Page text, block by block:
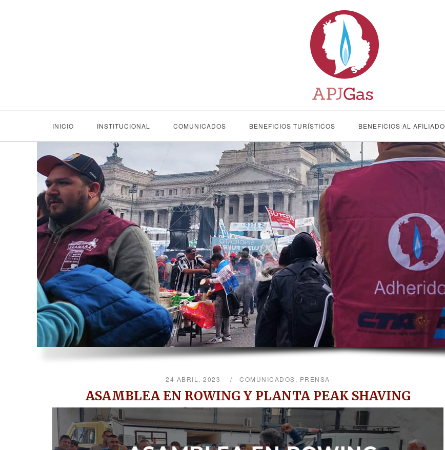
INICIO INSTITUCIONAL COMUNICADOS BENEFICIOS TURÍSTICOS BENEFICIOS AL AFILIADO
24 ABRIL, 2023 COMUNICADOS, PRENSA
ASAMBLEA EN ROWING Y PLANTA PEAK SHAVING